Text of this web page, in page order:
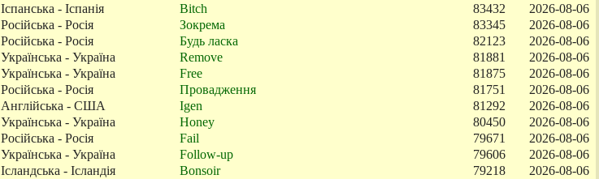
Іспанська - Іспанія Bitch 83432
2026-08-06
Російська - Росія Зокрема 83345
2026-08-06
Російська - Росія Будь ласка 82123
2026-08-06
Українська - Україна Remove 81881
2026-08-06
Українська - Україна Free 81875
2026-08-06
Російська - Росія Провадження 81751
2026-08-06
Англійська - США Igen 81292
2026-08-06
Українська - Україна Honey 80450
2026-08-06
Російська - Росія Fail 79671
2026-08-06
Українська - Україна Follow-up 79606
2026-08-06
Ісландська - Ісландія Bonsoir 79218
2026-08-06